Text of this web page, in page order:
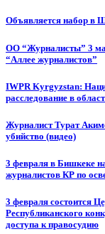
Объявляется набор в
ОО “Журналисты” 3
“Аллее журналистов”
IWPR Kyrgyzstan:
расследование в
Журналист Турат
убийство (видео)
3 февраля в Бишкеке
журналистов КР по
3 февраля состоится
Республиканского
доступа к правосудию